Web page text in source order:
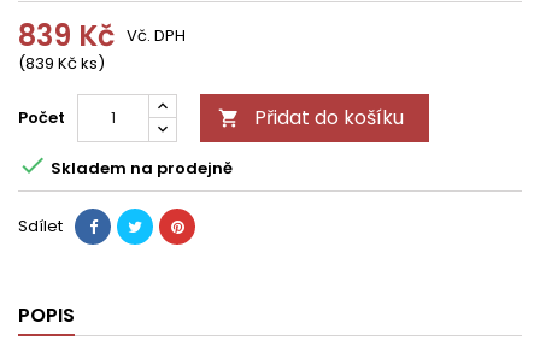
839 Kč
(839 Kč ks)
Vč. DPH
Počet  Přidat do košíku
 Skladem na prodejně
Sdílet
POPIS